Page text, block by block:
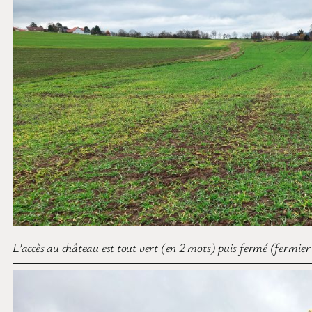
L’accès au château est tout vert (en 2 mots) puis fermé